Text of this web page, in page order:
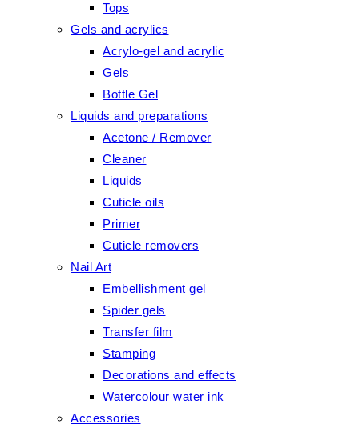
Tops
Gels and acrylics
Acrylo-gel and acrylic
Gels
Bottle Gel
Liquids and preparations
Acetone / Remover
Cleaner
Liquids
Cuticle oils
Primer
Cuticle removers
Nail Art
Embellishment gel
Spider gels
Transfer film
Stamping
Decorations and effects
Watercolour water ink
Accessories